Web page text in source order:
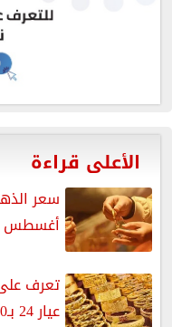
الأعلى قراءة
أغسطس 2026
تعرف
عيار 24 بـ6480 جنيها